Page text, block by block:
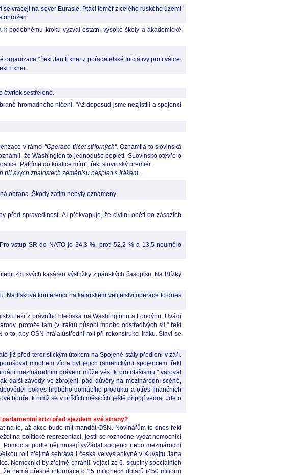
vracejí na sever Eurasie. Ptáci téměř z celého ruského území
ohrožen.
podobnému kroku vyzval ostatní vysoké školy a akademické
řekl Jan Exner z pořadatelské Iniciativy proti válce.
Exner.
čtvrtek sestřelené.
hromadného ničení. "Až doposud jsme nezjistili a spojenci
v rámci "Operace třicet stříbrných". Oznámila to slovinská
že Washington to jednoduše popletl. SLovinsko otevřelo
Patříme do koalice míru", řekl slovinský premiér.
svých znalostech zeměpisu nespletl s Irákem...
obrana. Škody zatím nebyly oznámeny.
před spravedlnost. AI překvapuje, že civilní oběti po zásazích
vstup SR do NATO je 34,3 %, proti 52,2 % a 13,5 neumělo
zdi svých kasáren výstřižky z pánských časopisů. Na Blízký
. Na tiskové konferenci na katarském velitelství operace to dnes
leží z právního hlediska na Washingtonu a Londýnu. Uvádí
protože tam (v Iráku) působí mnoho odstředivých sil," řekl
to, aby OSN hrála ústřední roli při rekonstrukci Iráku. Staví se
již před teroristickým útokem na Spojené státy předloni v září.
mnohem víc a byl jejich (americkým) spojencem, řekl
mezinárodním právem může vést k protofašismu," varoval
další závody ve zbrojení, pád důvěry na mezinárodní scéně,
pokles hrubého domácího produktu a otřes finančních
bouře, k nimž se v příštích měsících ještě připojí vedra. Jde o
parlamentní krizi před sjezdem své strany?
na to, až akce bude mít mandát OSN. Novinářům to dnes řekl
na politické reprezentaci, jestli se rozhodne vydat nemocnici
si podle něj musejí vyžádat spojenci nebo mezinárodní
roli zřejmě sehrává i česká velvyslankyně v Kuvajtu Jana
Nemocnici by zřejmě chránili vojáci ze 6. skupiny speciálních
nemá přesné informace o 15 milionech dolarů (450 milionu